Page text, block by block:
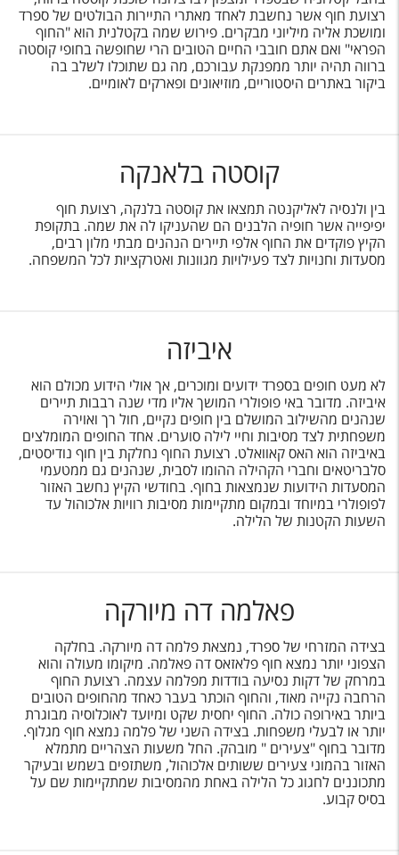
רצועת חוף אשר נחשבת לאחד מאתרי התיירות הבולטים של ספרד
ומושכת אליה מיליוני מבקרים. פירוש שמה בקטלנית הוא "החוף
הפראי" ואם אתם חובבי החיים הטובים הרי שחופשה בחופי קוסטה
ברווה תהיה יותר ממפנקת עבורכם, מה גם שתוכלו לשלב בה
ביקור באתרים היסטוריים, מוזיאונים ופארקים לאומיים.
קוסטה בלאנקה
בין ולנסיה לאליקנטה תמצאו את קוסטה בלנקה, רצועת חוף
יפיפייה אשר חופיה הלבנים הם שהעניקו לה את שמה. בתקופת
הקיץ פוקדים את החוף אלפי תיירים הנהנים מבתי מלון רבים,
מסעדות וחנויות לצד פעילויות מגוונות ואטרקציות לכל המשפחה.
איביזה
לא מעט חופים בספרד ידועים ומוכרים, אך אולי הידוע מכולם הוא
איביזה. מדובר באי פופולרי המושך אליו מדי שנה רבבות תיירים
שנהנים מהשילוב המושלם בין חופים נקיים, חול רך ואוירה
משפחתית לצד מסיבות וחיי לילה סוערים. אחד החופים המומלצים
באיביזה הוא האס קאוואלט. רצועת החוף נחלקת בין חוף נודיסטים,
סלבריטאים וחברי הקהילה ההומו לסבית, שנהנים גם ממטעמי
המסעדות הידועות שנמצאות בחוף. בחודשי הקיץ נחשב האזור
לפופולרי במיוחד ובמקום מתקיימות מסיבות רוויות אלכוהול עד
השעות הקטנות של הלילה.
פאלמה דה מיורקה
בצידה המזרחי של ספרד, נמצאת פלמה דה מיורקה. בחלקה
הצפוני יותר נמצא חוף פלאזאס דה פאלמה. מיקומו מעולה והוא
במרחק של דקות נסיעה בודדות מפלמה עצמה. רצועת החוף
הרחבה נקייה מאוד, והחוף הוכתר בעבר כאחד מהחופים הטובים
ביותר באירופה כולה. החוף יחסית שקט ומיועד לאוכלוסיה מבוגרת
יותר או לבעלי משפחות. בצידה השני של פלמה נמצא חוף מגלוף.
מדובר בחוף "צעירים " מובהק. החל משעות הצהריים מתמלא
האזור בהמוני צעירים ששותים אלכוהול, משתזפים בשמש ובעיקר
מתכוננים לחגוג כל הלילה באחת מהמסיבות שמתקיימות שם על
בסיס קבוע.